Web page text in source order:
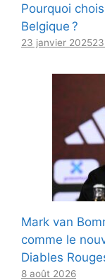
Pourquoi
Belgique ?
23 janvier 2025
Mark van
comme le
Diables
8 août 2026